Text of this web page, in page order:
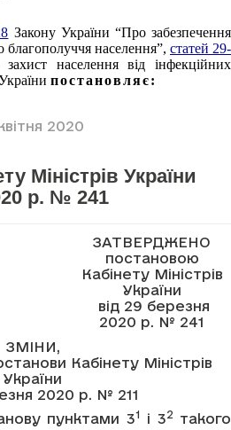
Закону України “Про забезпечення
благополуччя населення”, статей 29-
населення від інфекційних
постановляє:
2020
Міністрів України
р. № 241
ЗАТВЕРДЖЕНО
постановою
Кабінету Міністрів
України
від 29 березня
2020 р. № 241
ЗМІНИ,
Кабінету Міністрів
України
2020 р. № 211
пунктами 31 і 32
такого